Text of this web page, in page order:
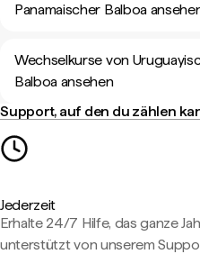
Panamaischer Balboa
Wechselkurse von
Balboa ansehen
Support, auf den du zählen
Jederzeit
Erhalte 24/7 Hilfe, das ganze
unterstützt von unserem